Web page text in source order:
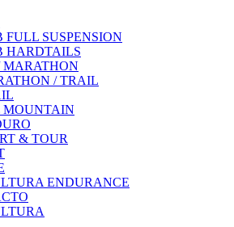
FULL SUSPENSION
HARDTAILS
MARATHON
/ TRAIL
MOUNTAIN
& TOUR
ENDURANCE